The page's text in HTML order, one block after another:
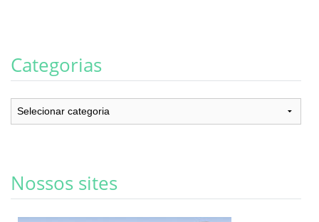
Categorias
Categorias
Nossos sites